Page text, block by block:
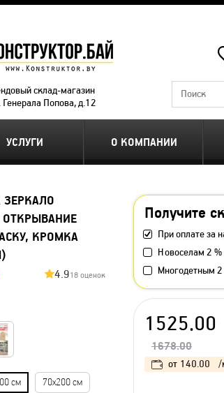
склад-магазин
Генерала Попова, д.12
УСЛУГИ О КОМПАНИИ
ОТКРЫВАНИЕ
КРОМКА
4.918 оценок
см 70х200 см
Получите
При оплате за
Новоселам 2 %
Многодетным 2
1525.00
1678.00
от 140.00 /